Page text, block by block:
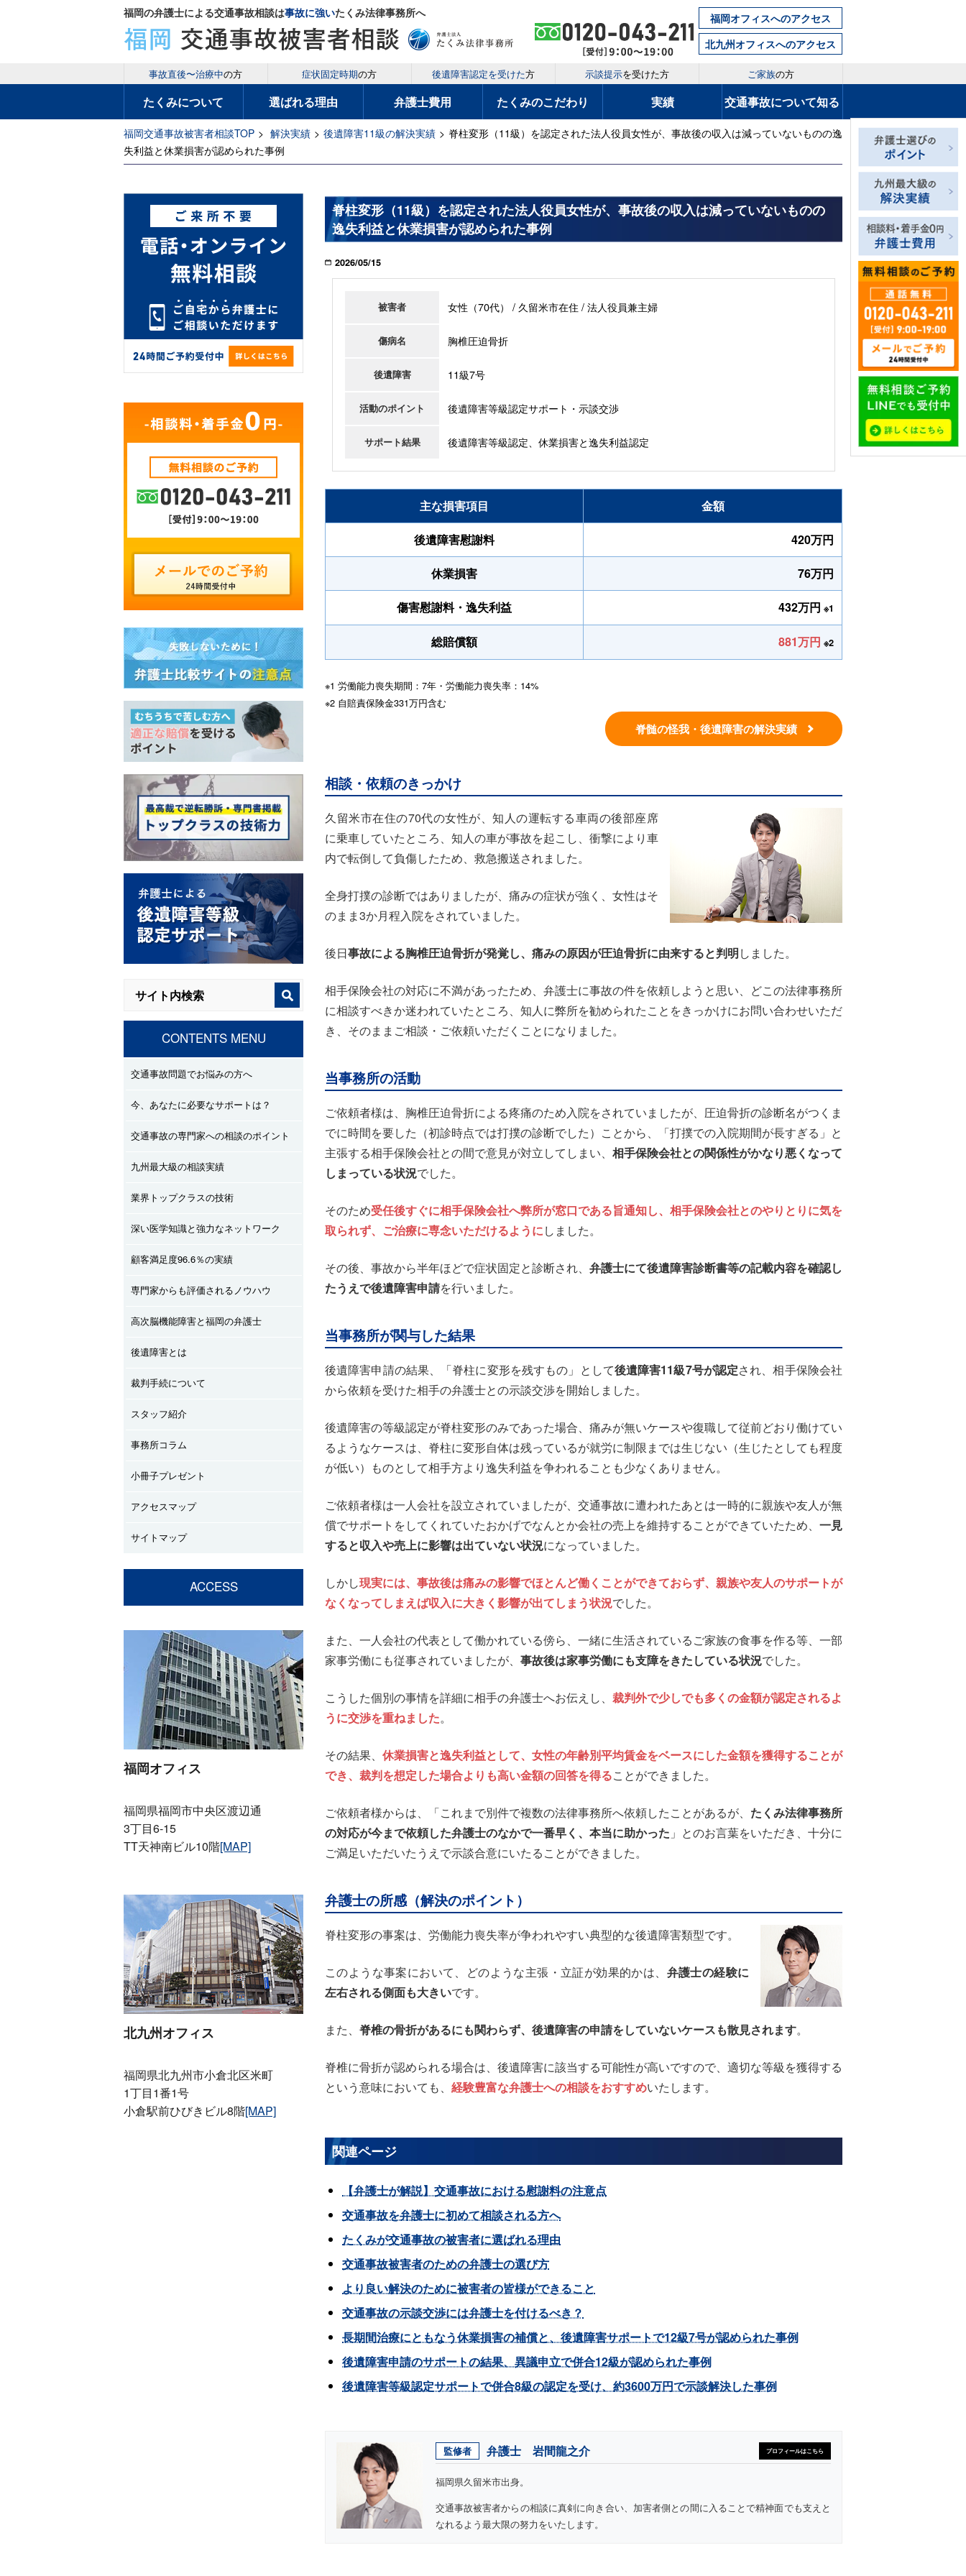
福岡の弁護士による交通事故相談は事故に強いたくみ法律事務所へ
福岡オフィスへのアクセス
北九州オフィスへのアクセス
事故直後〜治療中の方 症状固定時期の方 後遺障害認定を受けた方 示談提示を受けた方 ご家族の方
たくみについて 選ばれる理由 弁護士費用 たくみのこだわり 実績 交通事故について知る
福岡交通事故被害者相談TOP > 解決実績 > 後遺障害11級の解決実績 > 脊柱変形（11級）を認定された法人役員女性が、事故後の収入は減っていないものの逸
失利益と休業損害が認められた事例
脊柱変形（11級）を認定された法人役員女性が、事故後の収入は減っていないものの
逸失利益と休業損害が認められた事例
2026/05/15
被害者 女性（70代） / 久留米市在住 / 法人役員兼主婦
傷病名 胸椎圧迫骨折
後遺障害 11級7号
活動のポイント 後遺障害等級認定サポート・示談交渉
サポート結果 後遺障害等級認定、休業損害と逸失利益認定
主な損害項目 金額
後遺障害慰謝料 420万円
休業損害 76万円
傷害慰謝料・逸失利益 432万円 ※1
総賠償額 881万円 ※2
※1 労働能力喪失期間：7年・労働能力喪失率：14%
※2 自賠責保険金331万円含む
脊髄の怪我・後遺障害の解決実績
相談・依頼のきっかけ
久留米市在住の70代の女性が、知人の運転する車両の後部座席
に乗車していたところ、知人の車が事故を起こし、衝撃により車
内で転倒して負傷したため、救急搬送されました。
全身打撲の診断ではありましたが、痛みの症状が強く、女性はそ
のまま3か月程入院をされていました。
後日事故による胸椎圧迫骨折が発覚し、痛みの原因が圧迫骨折に由来すると判明しました。
相手保険会社の対応に不満があったため、弁護士に事故の件を依頼しようと思い、どこの法律事務所
に相談すべきか迷われていたところ、知人に弊所を勧められたことをきっかけにお問い合わせいただ
き、そのままご相談・ご依頼いただくことになりました。
当事務所の活動
ご依頼者様は、胸椎圧迫骨折による疼痛のため入院をされていましたが、圧迫骨折の診断名がつくま
でに時間を要した（初診時点では打撲の診断でした）ことから、「打撲での入院期間が長すぎる」と
主張する相手保険会社との間で意見が対立してしまい、 相手保険会社との関係性がかなり悪くなって
しまっている状況でした。
そのため受任後すぐに相手保険会社へ弊所が窓口である旨通知し、相手保険会社とのやりとりに気を
取られず、ご治療に専念いただけるようにしました。
その後、事故から半年ほどで症状固定と診断され、 弁護士にて後遺障害診断書等の記載内容を確認し
たうえで後遺障害申請を行いました。
当事務所が関与した結果
後遺障害申請の結果、「脊柱に変形を残すもの」として後遺障害11級7号が認定され、相手保険会社
から依頼を受けた相手の弁護士との示談交渉を開始しました。
後遺障害の等級認定が脊柱変形のみであった場合、痛みが無いケースや復職して従前どおり働けてい
るようなケースは、脊柱に変形自体は残っているが就労に制限までは生じない（生じたとしても程度
が低い）ものとして相手方より逸失利益を争われることも少なくありません。
ご依頼者様は一人会社を設立されていましたが、交通事故に遭われたあとは一時的に親族や友人が無
償でサポートをしてくれていたおかげでなんとか会社の売上を維持することができていたため、 一見
すると収入や売上に影響は出ていない状況になっていました。
しかし現実には、事故後は痛みの影響でほとんど働くことができておらず、親族や友人のサポートが
なくなってしまえば収入に大きく影響が出てしまう状況でした。
また、一人会社の代表として働かれている傍ら、一緒に生活されているご家族の食事を作る等、一部
家事労働にも従事されていましたが、 事故後は家事労働にも支障をきたしている状況でした。
こうした個別の事情を詳細に相手の弁護士へお伝えし、 裁判外で少しでも多くの金額が認定されるよ
うに交渉を重ねました。
その結果、 休業損害と逸失利益として、女性の年齢別平均賃金をベースにした金額を獲得することが
でき、裁判を想定した場合よりも高い金額の回答を得ることができました。
ご依頼者様からは、「これまで別件で複数の法律事務所へ依頼したことがあるが、 たくみ法律事務所
の対応が今まで依頼した弁護士のなかで一番早く、本当に助かった 」とのお言葉をいただき、十分に
ご満足いただいたうえで示談合意にいたることができました。
弁護士の所感（解決のポイント）
脊柱変形の事案は、労働能力喪失率が争われやすい典型的な後遺障害類型です。
このような事案において、どのような主張・立証が効果的かは、 弁護士の経験に
左右される側面も大きいです。
また、脊椎の骨折があるにも関わらず、後遺障害の申請をしていないケースも散見されます。
脊椎に骨折が認められる場合は、後遺障害に該当する可能性が高いですので、適切な等級を獲得する
という意味においても、 経験豊富な弁護士への相談をおすすめいたします。
関連ページ
【弁護士が解説】交通事故における慰謝料の注意点
交通事故を弁護士に初めて相談される方へ
たくみが交通事故の被害者に選ばれる理由
交通事故被害者のための弁護士の選び方
より良い解決のために被害者の皆様ができること
交通事故の示談交渉には弁護士を付けるべき？
長期間治療にともなう休業損害の補償と、後遺障害サポートで12級7号が認められた事例
後遺障害申請のサポートの結果、異議申立で併合12級が認められた事例
後遺障害等級認定サポートで併合8級の認定を受け、約3600万円で示談解決した事例
監修者 弁護士 岩間龍之介
福岡県久留米市出身。
交通事故被害者からの相談に真剣に向き合い、加害者側との間に入ることで精神面でも支えと
なれるよう最大限の努力をいたします。
プロフィールはこちら
CONTENTS MENU
交通事故問題でお悩みの方へ
今、あなたに必要なサポートは？
交通事故の専門家への相談のポイント
九州最大級の相談実績
業界トップクラスの技術
深い医学知識と強力なネットワーク
顧客満足度96.6％の実績
専門家からも評価されるノウハウ
高次脳機能障害と福岡の弁護士
後遺障害とは
裁判手続について
スタッフ紹介
事務所コラム
小冊子プレゼント
アクセスマップ
サイトマップ
ACCESS
福岡オフィス
福岡県福岡市中央区渡辺通
3丁目6-15
TT天神南ビル10階[MAP]
北九州オフィス
福岡県北九州市小倉北区米町
1丁目1番1号
小倉駅前ひびきビル8階[MAP]